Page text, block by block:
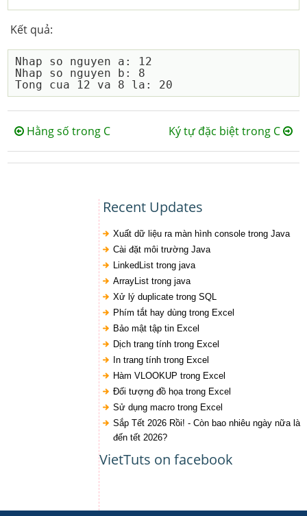
Kết quả:
Nhap so nguyen a: 12
Nhap so nguyen b: 8
Hằng số trong C Ký tự đặc biệt trong C
Recent Updates
Xuất dữ liệu ra màn hình console trong Java
Cài đặt môi trường Java
LinkedList trong java
ArrayList trong java
Xử lý duplicate trong SQL
Phím tắt hay dùng trong Excel
Bảo mật tập tin Excel
Dịch trang tính trong Excel
In trang tính trong Excel
Hàm VLOOKUP trong Excel
Đối tượng đồ họa trong Excel
Sử dụng macro trong Excel
Sắp Tết 2026 Rồi! - Còn bao nhiêu ngày nữa là
đến tết 2026?
VietTuts on facebook